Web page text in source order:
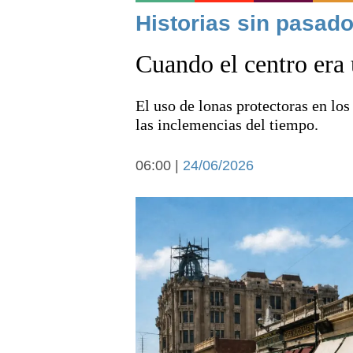
Noticias
Arte y cultura
Economía y campo
Historias sin
Cuando el centro
El uso de lonas protectoras en
las inclemencias del tiempo.
06:00 | 24/06/2026